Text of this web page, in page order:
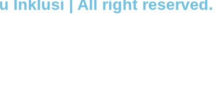
Inklusi | All right reserved.